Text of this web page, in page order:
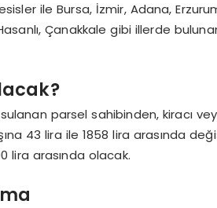
ile Bursa, İzmir, Adana,
Çanakkale gibi illerde
parsel sahibinden, kiracı
43 lira ile 1858 lira arasında
lira arasında olacak.